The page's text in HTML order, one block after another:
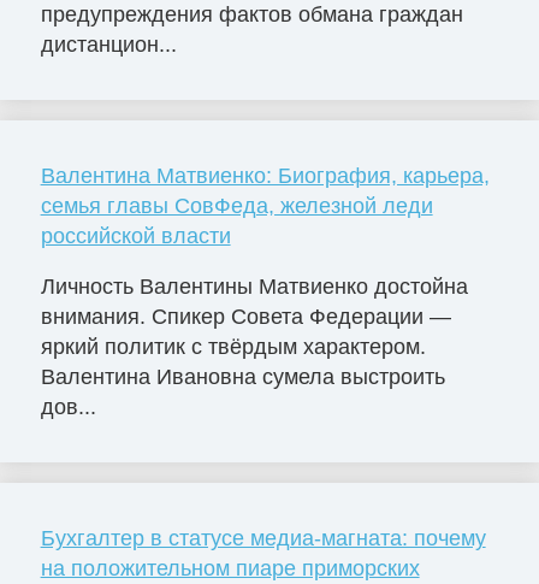
предупреждения фактов обмана граждан
дистанцион...
Валентина Матвиенко: Биография, карьера,
семья главы СовФеда, железной леди
российской власти
Личность Валентины Матвиенко достойна
внимания. Спикер Совета Федерации —
яркий политик с твёрдым характером.
Валентина Ивановна сумела выстроить
дов...
Бухгалтер в статусе медиа-магната: почему
на положительном пиаре приморских